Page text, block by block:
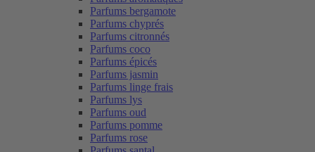
Parfums bergamote
Parfums chyprés
Parfums citronnés
Parfums coco
Parfums épicés
Parfums jasmin
Parfums linge frais
Parfums lys
Parfums oud
Parfums pomme
Parfums rose